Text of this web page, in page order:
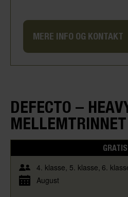
MERE INFO OG KONTAKT
DEFECTO –
MELLEMTRINNET
GRATIS
4. klasse 5. klasse 6.
August